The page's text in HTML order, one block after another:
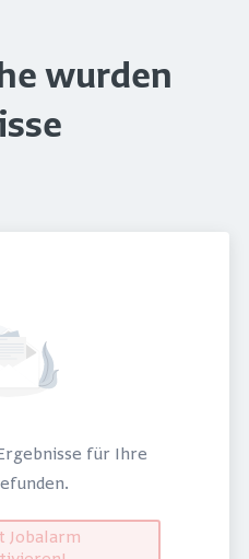
wurden
für Ihre
Jobalarm